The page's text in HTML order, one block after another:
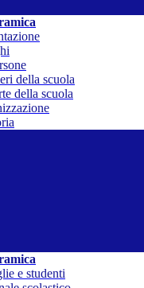
della scuola
della scuola
e studenti